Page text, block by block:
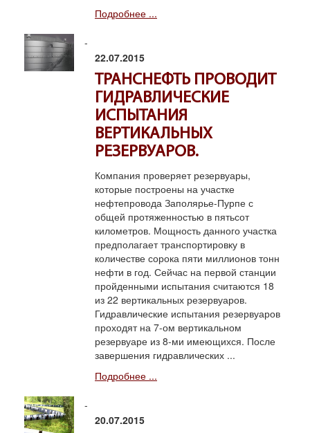
Подробнее ...
22.07.2015
ТРАНСНЕФТЬ ПРОВОДИТ
ГИДРАВЛИЧЕСКИЕ
ИСПЫТАНИЯ
ВЕРТИКАЛЬНЫХ
РЕЗЕРВУАРОВ.
Компания проверяет резервуары,
которые построены на участке
нефтепровода Заполярье-Пурпе с
общей протяженностью в пятьсот
километров. Мощность данного участка
предполагает транспортировку в
количестве сорока пяти миллионов тонн
нефти в год. Сейчас на первой станции
пройденными испытания считаются 18
из 22 вертикальных резервуаров.
Гидравлические испытания резервуаров
проходят на 7-ом вертикальном
резервуаре из 8-ми имеющихся. После
завершения гидравлических ...
Подробнее ...
20.07.2015